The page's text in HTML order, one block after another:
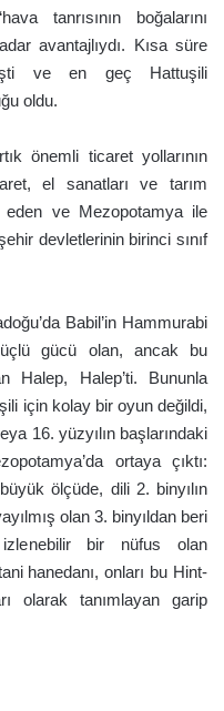
tanrısının boğalarını
avantajlıydı. Kısa süre
ve en geç Hattuşili
oldu.
önemli ticaret yollarının
el sanatları ve tarım
ve Mezopotamya ile
devletlerinin birinci sınıf
Babil’in Hammurabi
gücü olan, ancak bu
Halep, Halep’ti. Bununla
için kolay bir oyun değildi,
16. yüzyılın başlarındaki
ortaya çıktı:
ölçüde, dili 2. binyılın
olan 3. binyıldan beri
izlenebilir bir nüfus olan
hanedanı, onları bu Hint-
olarak tanımlayan garip